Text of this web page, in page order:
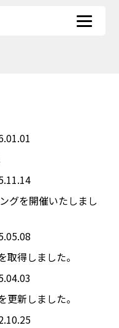
グを開催いたしまし
取得しました。
更新しました。